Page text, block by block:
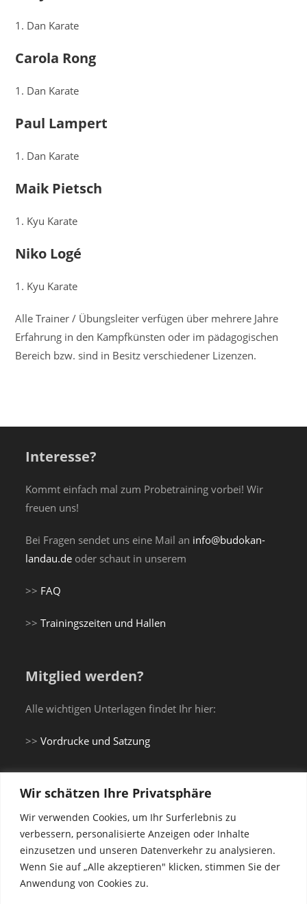
Wir schätzen Ihre Privatsphäre
Wir verwenden Cookies, um Ihr Surferlebnis zu
verbessern, personalisierte Anzeigen oder Inhalte
einzusetzen und unseren Datenverkehr zu analysieren.
Wenn Sie auf „Alle akzeptieren" klicken, stimmen Sie der
Anwendung von Cookies zu.
1. Dan Karate
Carola Rong
1. Dan Karate
Paul Lampert
1. Dan Karate
Maik Pietsch
1. Kyu Karate
Niko Logé
1. Kyu Karate
Alle Trainer / Übungsleiter verfügen über mehrere Jahre
Erfahrung in den Kampfkünsten oder im pädagogischen
Bereich bzw. sind in Besitz verschiedener Lizenzen.
Interesse?
Kommt einfach mal zum Probetraining vorbei! Wir
freuen uns!
Bei Fragen sendet uns eine Mail an info@budokan-
landau.de oder schaut in unserem
>> FAQ
>>Trainingszeiten und Hallen
Mitglied werden?
Alle wichtigen Unterlagen findet Ihr hier:
>>Vordrucke und Satzung
Du brauchst einen Gi...
... oder Trainingsanzug?
Shop Vereinskleidung Budokan Landau e.V.